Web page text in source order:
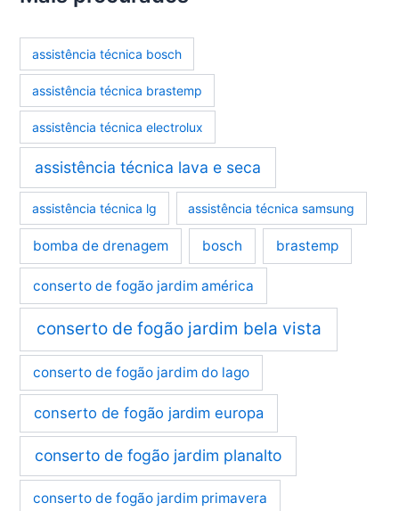
assistência técnica bosch
assistência técnica brastemp
assistência técnica electrolux
assistência técnica lava e seca
assistência técnica lg assistência técnica samsung
bomba de drenagem bosch brastemp
conserto de fogão jardim américa
conserto de fogão jardim bela vista
conserto de fogão jardim do lago
conserto de fogão jardim europa
conserto de fogão jardim planalto
conserto de fogão jardim primavera